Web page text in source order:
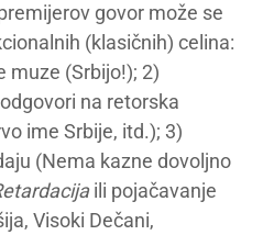
govor može se
(klasičnih) celina:
muze (Srbijo!); 2)
na retorska
ime Srbije, itd.); 3)
(Nema kazne dovoljno
ili pojačavanje
Visoki Dečani,